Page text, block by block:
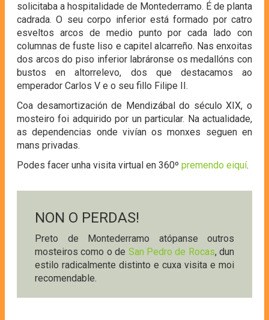
solicitaba a hospitalidade de Montederramo. É de planta
cadrada. O seu corpo inferior está formado por catro
esveltos arcos de medio punto por cada lado con
columnas de fuste liso e capitel alcarreño. Nas enxoitas
dos arcos do piso inferior labráronse os medallóns con
bustos en altorrelevo, dos que destacamos ao
emperador Carlos V e o seu fillo Filipe II.
Coa desamortización de Mendizábal do século XIX, o
mosteiro foi adquirido por un particular. Na actualidade,
as dependencias onde vivían os monxes seguen en
mans privadas.
Podes facer unha visita virtual en 360º premendo eiquí.
NON O PERDAS!
Preto de Montederramo atópanse outros
mosteiros como o de San Pedro de Rocas, dun
estilo radicalmente distinto e cuxa visita e moi
recomendable.